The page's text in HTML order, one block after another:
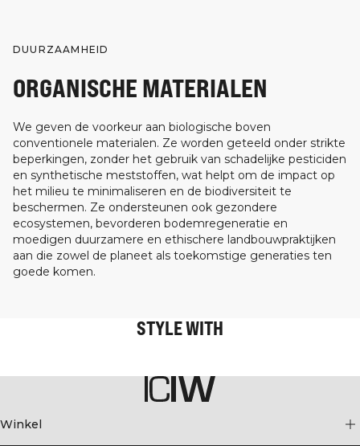
DUURZAAMHEID
ORGANISCHE MATERIALEN
We geven de voorkeur aan biologische boven
conventionele materialen. Ze worden geteeld onder strikte
beperkingen, zonder het gebruik van schadelijke pesticiden
en synthetische meststoffen, wat helpt om de impact op
het milieu te minimaliseren en de biodiversiteit te
beschermen. Ze ondersteunen ook gezondere
ecosystemen, bevorderen bodemregeneratie en
moedigen duurzamere en ethischere landbouwpraktijken
aan die zowel de planeet als toekomstige generaties ten
goede komen.
STYLE WITH
Winkel